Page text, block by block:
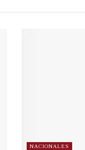
NACIONALES